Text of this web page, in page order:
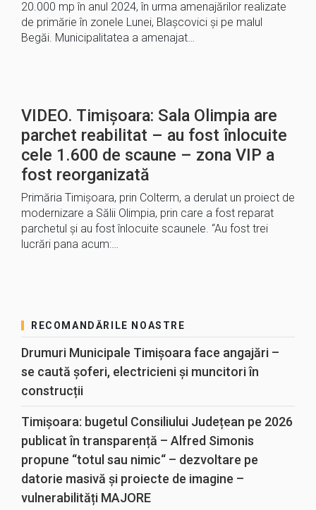
20.000 mp în anul 2024, în urma amenajărilor realizate
de primărie în zonele Lunei, Blașcovici și pe malul
Begăi. Municipalitatea a amenajat…
VIDEO. Timișoara: Sala Olimpia are
parchet reabilitat – au fost înlocuite
cele 1.600 de scaune – zona VIP a
fost reorganizată
Primăria Timișoara, prin Colterm, a derulat un proiect de
modernizare a Sălii Olimpia, prin care a fost reparat
parchetul și au fost înlocuite scaunele. “Au fost trei
lucrări pana acum:…
RECOMANDĂRILE NOASTRE
Drumuri Municipale Timișoara face angajări –
se caută șoferi, electricieni și muncitori în
construcții
Timișoara: bugetul Consiliului Județean pe 2026
publicat în transparență – Alfred Simonis
propune “totul sau nimic“ – dezvoltare pe
datorie masivă și proiecte de imagine –
vulnerabilități MAJORE